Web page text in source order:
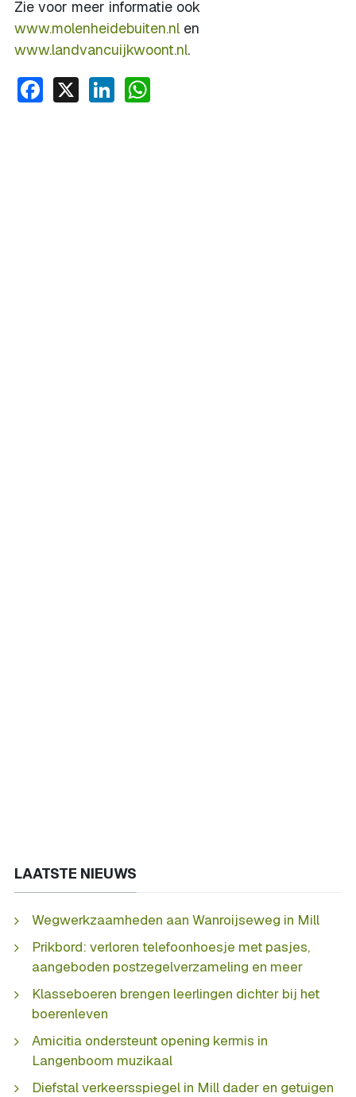
Zie voor meer informatie ook
www.molenheidebuiten.nl en
www.landvancuijkwoont.nl.
Facebook
X LinkedIn
LAATSTE NIEUWS
Wegwerkzaamheden aan Wanroijseweg in Mill
Prikbord: verloren telefoonhoesje met pasjes,
aangeboden postzegelverzameling en meer
Klasseboeren brengen leerlingen dichter bij het
boerenleven
Amicitia ondersteunt opening kermis in
Langenboom muzikaal
Diefstal verkeersspiegel in Mill dader en getuigen